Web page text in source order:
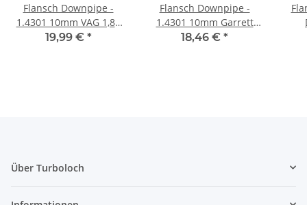
Flansch Downpipe -
1.4301 10mm VAG 1,8T
S3 TT Cupra R K04 (209-
19,99 € *
Flansch Downpipe -
1.4301 10mm Garrett
GTX30xxR GTX35xxR
18,46 € *
Über Turboloch